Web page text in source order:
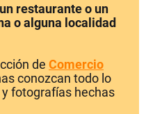
restaurante o un
o alguna localidad
de Comercio
conozcan todo lo
fotografías hechas